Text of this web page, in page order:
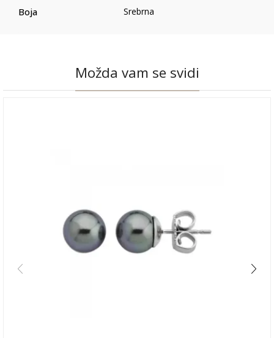
Boja Srebrna
Možda vam se svidi